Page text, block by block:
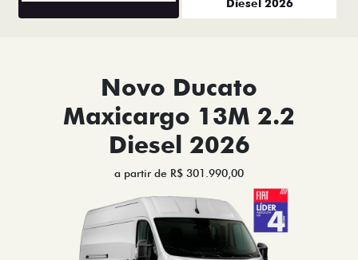
Diesel 2026
Novo Ducato
Maxicargo 13M 2.2
Diesel 2026
a partir de R$ 301.990,00